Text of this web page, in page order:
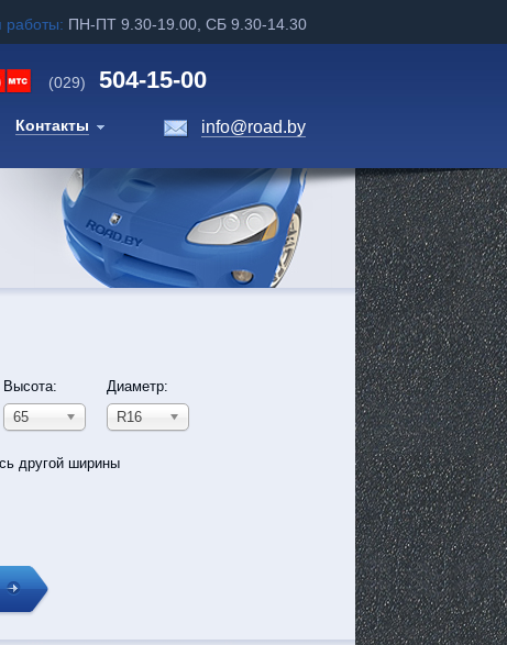
работы: ПН-ПТ 9.30-19.00, СБ 9.30-14.30
(029) 504-15-00
Контакты info@road.by
Высота:
65
Диаметр:
R16
другой ширины